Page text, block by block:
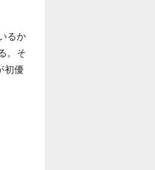
るか
。そ
初優